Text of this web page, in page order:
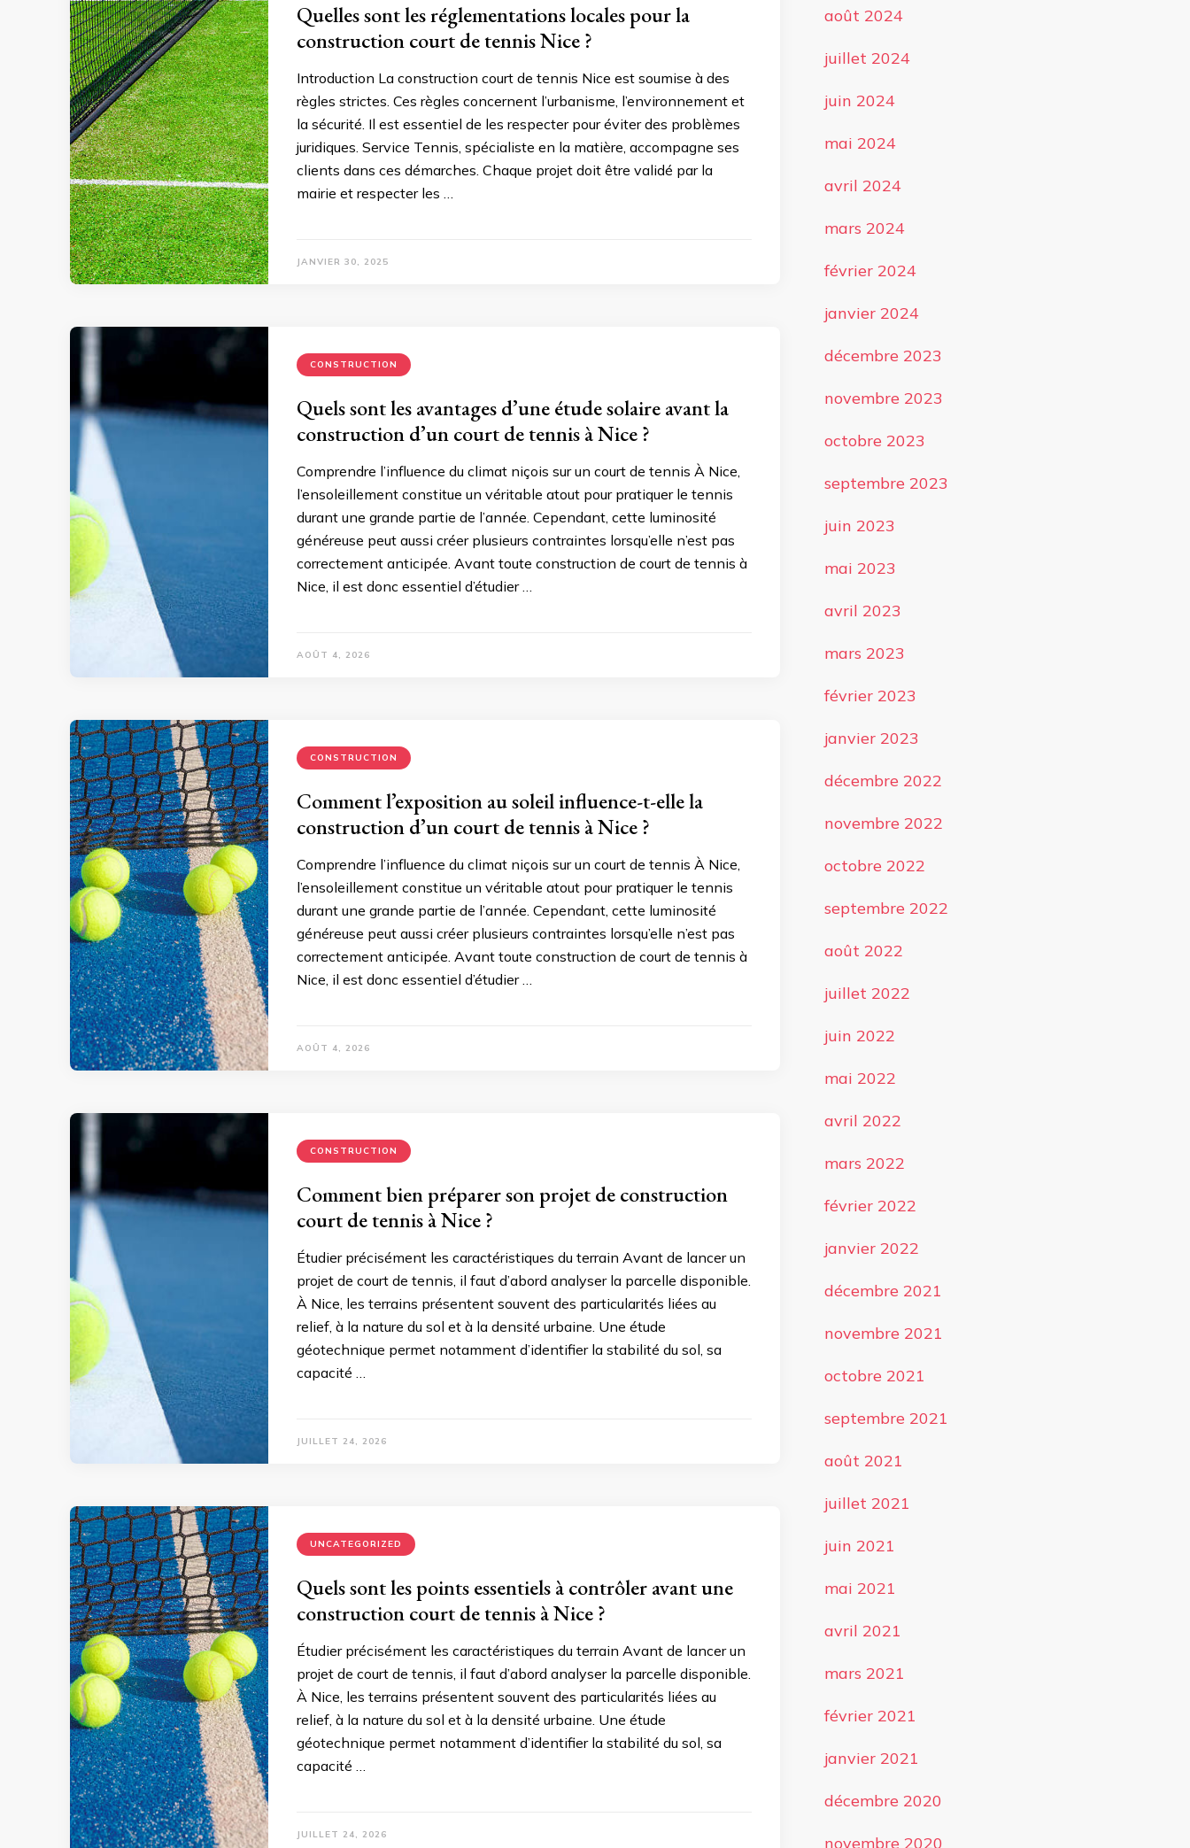
Quelles sont les réglementations locales pour la
construction court de tennis Nice ?
Introduction La construction court de tennis Nice est soumise à des
règles strictes. Ces règles concernent l’urbanisme, l’environnement et
la sécurité. Il est essentiel de les respecter pour éviter des problèmes
juridiques. Service Tennis, spécialiste en la matière, accompagne ses
clients dans ces démarches. Chaque projet doit être validé par la
mairie et respecter les …
JANVIER 30, 2025
CONSTRUCTION
Quels sont les avantages d’une étude solaire avant la
construction d’un court de tennis à Nice ?
Comprendre l’influence du climat niçois sur un court de tennis À Nice,
l’ensoleillement constitue un véritable atout pour pratiquer le tennis
durant une grande partie de l’année. Cependant, cette luminosité
généreuse peut aussi créer plusieurs contraintes lorsqu’elle n’est pas
correctement anticipée. Avant toute construction de court de tennis à
Nice, il est donc essentiel d’étudier …
AOÛT 4, 2026
CONSTRUCTION
Comment l’exposition au soleil influence-t-elle la
construction d’un court de tennis à Nice ?
Comprendre l’influence du climat niçois sur un court de tennis À Nice,
l’ensoleillement constitue un véritable atout pour pratiquer le tennis
durant une grande partie de l’année. Cependant, cette luminosité
généreuse peut aussi créer plusieurs contraintes lorsqu’elle n’est pas
correctement anticipée. Avant toute construction de court de tennis à
Nice, il est donc essentiel d’étudier …
AOÛT 4, 2026
CONSTRUCTION
Comment bien préparer son projet de construction
court de tennis à Nice ?
Étudier précisément les caractéristiques du terrain Avant de lancer un
projet de court de tennis, il faut d’abord analyser la parcelle disponible.
À Nice, les terrains présentent souvent des particularités liées au
relief, à la nature du sol et à la densité urbaine. Une étude
géotechnique permet notamment d’identifier la stabilité du sol, sa
capacité …
JUILLET 24, 2026
UNCATEGORIZED
Quels sont les points essentiels à contrôler avant une
construction court de tennis à Nice ?
Étudier précisément les caractéristiques du terrain Avant de lancer un
projet de court de tennis, il faut d’abord analyser la parcelle disponible.
À Nice, les terrains présentent souvent des particularités liées au
relief, à la nature du sol et à la densité urbaine. Une étude
géotechnique permet notamment d’identifier la stabilité du sol, sa
capacité …
JUILLET 24, 2026
août 2024
juillet 2024
juin 2024
mai 2024
avril 2024
mars 2024
février 2024
janvier 2024
décembre 2023
novembre 2023
octobre 2023
septembre 2023
juin 2023
mai 2023
avril 2023
mars 2023
février 2023
janvier 2023
décembre 2022
novembre 2022
octobre 2022
septembre 2022
août 2022
juillet 2022
juin 2022
mai 2022
avril 2022
mars 2022
février 2022
janvier 2022
décembre 2021
novembre 2021
octobre 2021
septembre 2021
août 2021
juillet 2021
juin 2021
mai 2021
avril 2021
mars 2021
février 2021
janvier 2021
décembre 2020
novembre 2020